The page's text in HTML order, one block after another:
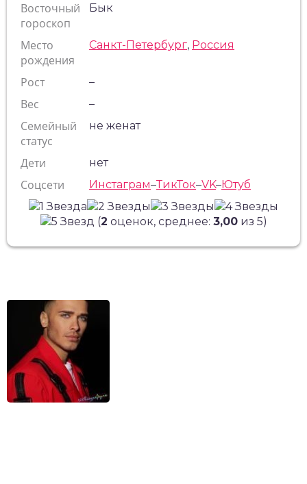
Восточный
гороскоп
Бык
Место
рождения
Санкт-Петербург, Россия
Рост –
Вес –
Семейный
статус
не женат
Дети нет
Соцсети Инстаграм–ТикТок–VK–Ютуб
(2 оценок, среднее: 3,00из 5)